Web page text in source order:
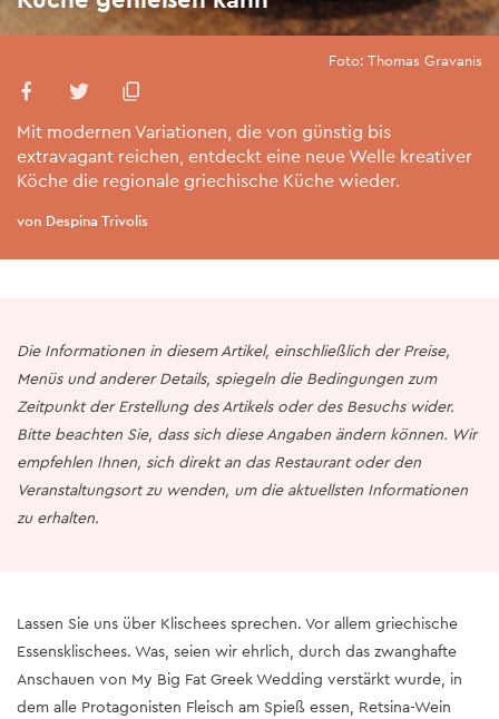
Foto: Thomas Gravanis
Mit modernen Variationen, die von günstig bis
extravagant reichen, entdeckt eine neue Welle kreativer
Köche die regionale griechische Küche wieder.
von Despina Trivolis
Die Informationen in diesem Artikel, einschließlich der Preise,
Menüs und anderer Details, spiegeln die Bedingungen zum
Zeitpunkt der Erstellung des Artikels oder des Besuchs wider.
Bitte beachten Sie, dass sich diese Angaben ändern können. Wir
empfehlen Ihnen, sich direkt an das Restaurant oder den
Veranstaltungsort zu wenden, um die aktuellsten Informationen
zu erhalten.
Lassen Sie uns über Klischees sprechen. Vor allem griechische
Essensklischees. Was, seien wir ehrlich, durch das zwanghafte
Anschauen von My Big Fat Greek Wedding verstärkt wurde, in
dem alle Protagonisten Fleisch am Spieß essen, Retsina-Wein